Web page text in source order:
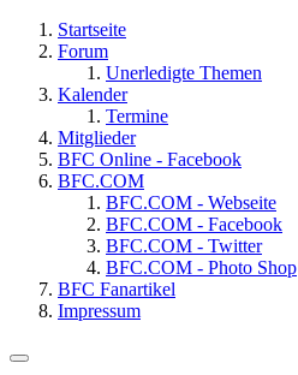
Startseite
Forum
Unerledigte Themen
Kalender
Termine
Mitglieder
BFC Online - Facebook
BFC.COM
BFC.COM - Webseite
BFC.COM - Facebook
BFC.COM - Twitter
BFC.COM - Photo Shop
BFC Fanartikel
Impressum